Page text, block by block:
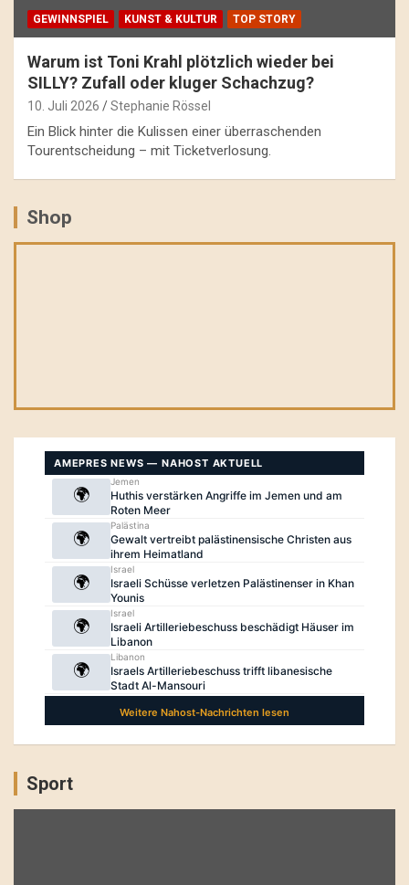
GEWINNSPIEL KUNST & KULTUR TOP STORY
Warum ist Toni Krahl plötzlich wieder bei
SILLY? Zufall oder kluger Schachzug?
10. Juli 2026 Stephanie Rössel
Ein Blick hinter die Kulissen einer überraschenden
Tourentscheidung – mit Ticketverlosung.
Shop
Sport